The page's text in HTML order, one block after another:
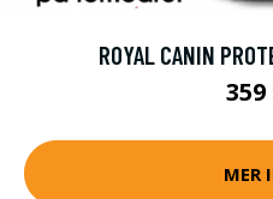
ROYAL CANIN
359
MER